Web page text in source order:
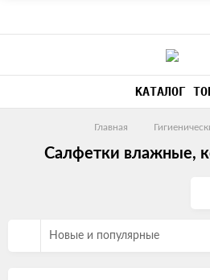
КАТАЛОГ
Главная
Салфетки влажные,
Новые и популярные